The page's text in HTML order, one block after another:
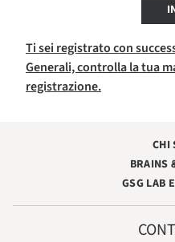
Ti sei registrato con
Generali, controlla la tua
registrazione.
CHI
BRAINS
GSG LAB